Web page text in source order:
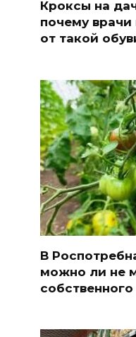
Кроксы на
почему врачи
от такой
В
можно ли не